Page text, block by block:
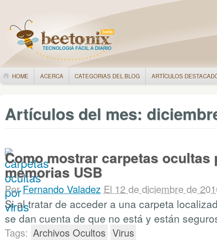
HOME ACERCA CATEGORIAS DEL BLOG ARTÍCULOS
Artículos del mes:
Como mostrar carpetas ocultas
memorias USB
PorFernando Valadez El 12 de diciembre de
Si al tratar de acceder a una carpeta
se dan cuenta de que no está y están
Tags: Archivos Ocultos Virus